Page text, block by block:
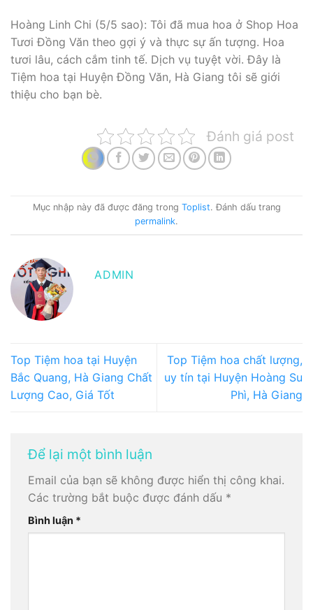
Hoàng Linh Chi (5/5 sao): Tôi đã mua hoa ở Shop Hoa
Tươi Đồng Văn theo gợi ý và thực sự ấn tượng. Hoa
tươi lâu, cách cắm tinh tế. Dịch vụ tuyệt vời. Đây là
Tiệm hoa tại Huyện Đồng Văn, Hà Giang tôi sẽ giới
thiệu cho bạn bè.
Đánh giá post
Mục nhập này đã được đăng trong Toplist. Đánh dấu trang
permalink.
ADMIN
Top Tiệm hoa tại Huyện
Bắc Quang, Hà Giang Chất
Lượng Cao, Giá Tốt
Top Tiệm hoa chất lượng,
uy tín tại Huyện Hoàng Su
Phì, Hà Giang
Để lại một bình luận
Email của bạn sẽ không được hiển thị công khai.
Các trường bắt buộc được đánh dấu *
Bình luận *